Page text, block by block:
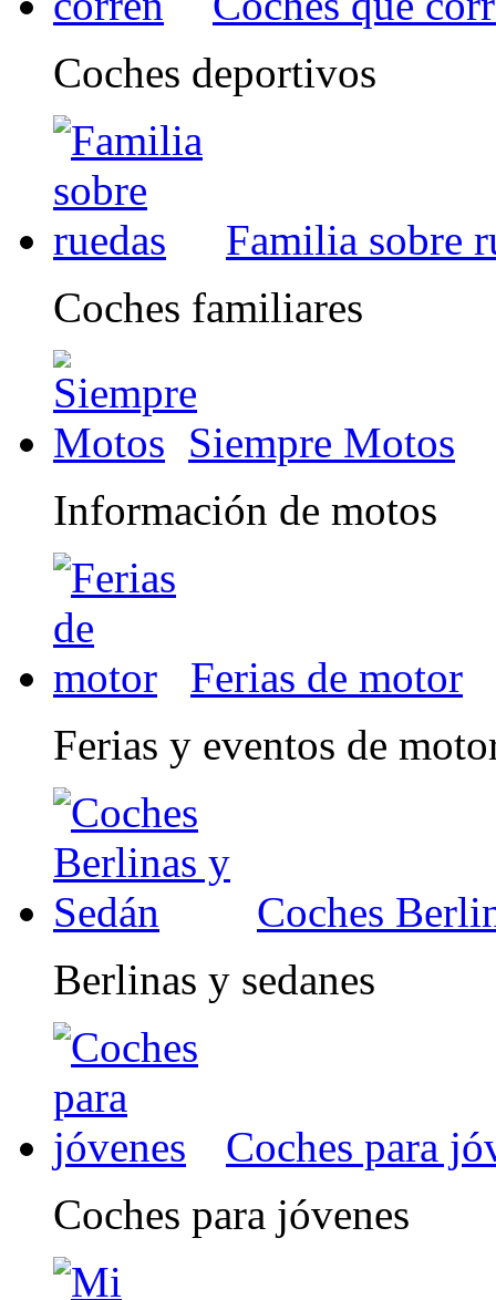
Coches deportivos
Familia sobre
Coches familiares
Siempre Motos
Información de motos
Ferias de motor
Ferias y eventos de
Coches
Berlinas y sedanes
Coches para
Coches para jóvenes